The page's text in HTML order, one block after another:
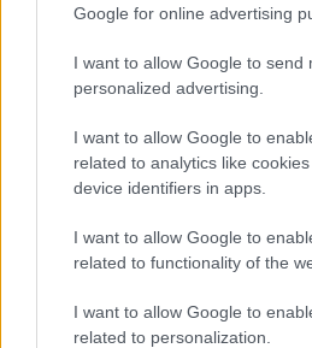
Google for online advertising
I want to allow Google to send
personalized advertising.
I want to allow Google to
related to analytics like
device identifiers in apps.
I want to allow Google to
related to functionality of the
I want to allow Google to
related to personalization.
Tidligere i år bestemte også
å vrake langrennsatsingen
Og under Tour de France i
sjefen Thor Hushovd at han
Les mer:
Klæbo kan bytte til sykling:
døra til Uno-X